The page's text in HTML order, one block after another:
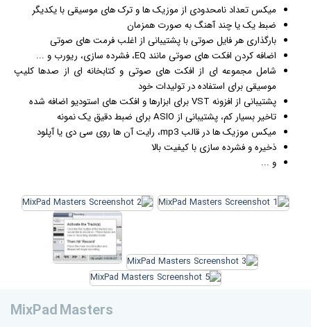
میکس تعداد نامحدودی از موزیک ها و ترک های موسیقی با یکدیگر
ضبط یک یا چند آهنگ به صورت همزمان
بارگذاری هر فایل صوتی با پشتیبانی از اغلب فرمت های صوتی
اضافه کردن افکت های صوتی مانند EQ، فشرده سازی، ریورب و ...
شامل مجموعه ای از افکت های صوتی و کتابخانه ای از صدها کلیپ
موسیقی برای استفاده در تولیدات خود
پشتیبانی از افزونه VST برای ابزارها و افکت های استودیو اضافه شده
تاخیر بسیار کم، پشتیبانی از ASIO برای ضبط دقیق یک نمونه
میکس موزیک ها در قالب mp3، رایت آن ها روی سی دی یا آپلود
ذخیره و فشرده سازی با کیفیت بالا
و ...
MixPad Masters